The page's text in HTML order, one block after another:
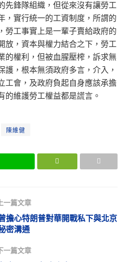
先鋒隊組織，但從來沒有讓勞工
，實行統一的工資制度，所謂的
勞工事實上是一輩子賣給政府的
放，資本與權力結合之下，勞工
的權利，但被血腥壓榨，訴求無
護，根本無須政府多言，介入，
工會，及政府負起自身應該承擔
的維護勞工權益都是謊言。
陳維健
一篇文章
擔心特朗普對華開戰私下與北京
密溝通
一篇文章